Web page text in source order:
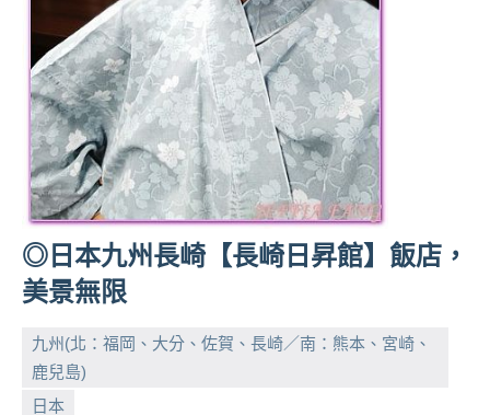
路、
旅
遊
節
目
來
賓、
News
金
號
節
目
◎日本九州長崎【長崎日昇館】飯店，
美景無限
九州(北：福岡、大分、佐賀、長崎／南：熊本、宮崎、
鹿兒島)
日本